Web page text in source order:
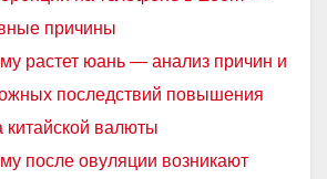
причины
растет юань — анализ причин и
последствий повышения
китайской валюты
после овуляции возникают